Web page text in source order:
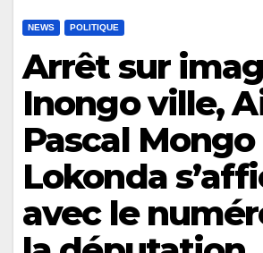
NEWS POLITIQUE
Arrêt sur
Inongo ville,
Pascal Mongo
Lokonda
avec le